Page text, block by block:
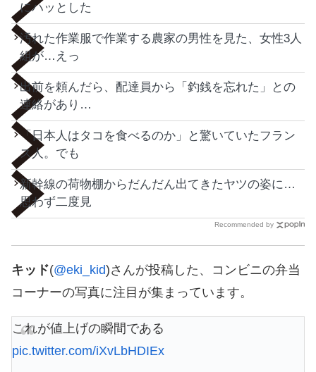
にハッとした
汚れた作業服で作業する農家の男性を見た、女性3人
組が…えっ
出前を頼んだら、配達員から「釣銭を忘れた」との
連絡があり…
「日本人はタコを食べるのか」と驚いていたフラン
ス人。でも
新幹線の荷物棚からだんだん出てきたヤツの姿に…
思わず二度見
Recommended by
キッド(@eki_kid)さんが投稿した、コンビニの弁当
コーナーの写真に注目が集まっています。
これが値上げの瞬間である
pic.twitter.com/iXvLbHDIEx